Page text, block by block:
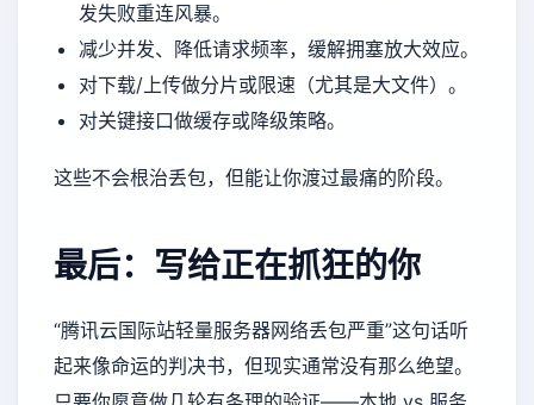
发失败重连风暴。
减少并发、降低请求频率，缓解拥塞放大效应。
对下载/上传做分片或限速（尤其是大文件）。
对关键接口做缓存或降级策略。
这些不会根治丢包，但能让你渡过最痛的阶段。
最后：写给正在抓狂的你
“腾讯云国际站轻量服务器网络丢包严重”这句话听
起来像命运的判决书，但现实通常没有那么绝望。